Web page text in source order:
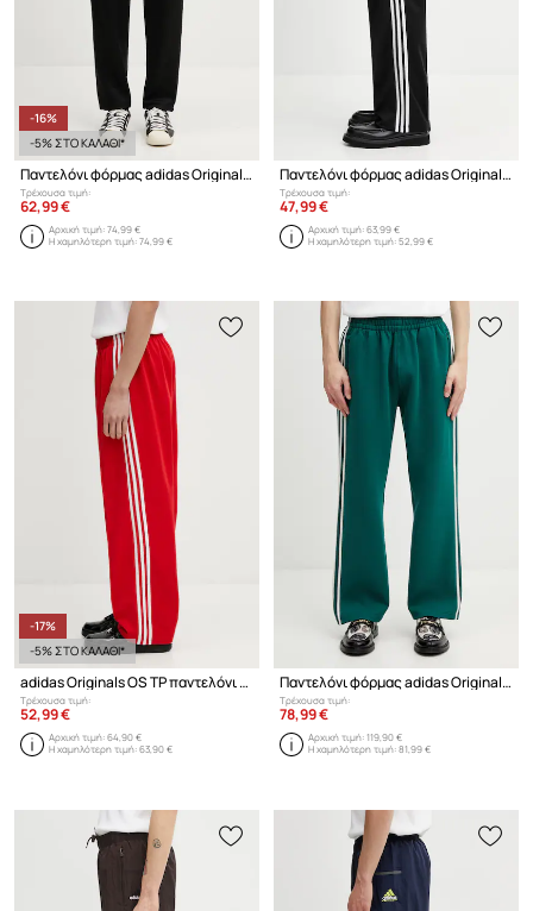
-16%
-5% ΣΤΟ ΚΑΛΑΘΙ*
Παντελόνι φόρμας adidas Originals
Τρέχουσα τιμή:
62,99 €
Αρχική τιμή:74,99 €
Η χαμηλότερη τιμή:74,99 €
Παντελόνι φόρμας adidas Originals
Τρέχουσα τιμή:
47,99 €
Αρχική τιμή:63,99 €
Η χαμηλότερη τιμή:52,99 €
-17%
-5% ΣΤΟ ΚΑΛΑΘΙ*
adidas Originals OS TP παντελόνι επίσημο ανδρικό
Τρέχουσα τιμή:
52,99 €
Αρχική τιμή:64,90 €
Η χαμηλότερη τιμή:63,90 €
Παντελόνι φόρμας adidas Originals Classic Track Pants
Τρέχουσα τιμή:
78,99 €
Αρχική τιμή:119,90 €
Η χαμηλότερη τιμή:81,99 €